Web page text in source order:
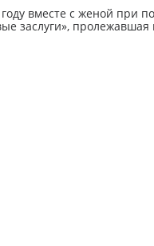
году вместе с женой при
заслуги», пролежавшая